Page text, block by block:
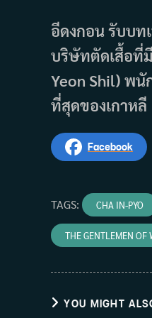
อีดงกอน รับบท
บริษัทตัดเสื้อที่
Yeon Shil) พนั
ที่สุดของเกาหลี
Facebook
TAGS: CHA IN-PYO
THE GENTLEMEN OF
YOU MIGHT